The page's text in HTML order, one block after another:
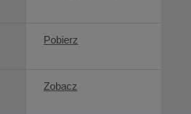
Pobierz
Zobacz